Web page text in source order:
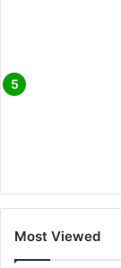
Most Viewed